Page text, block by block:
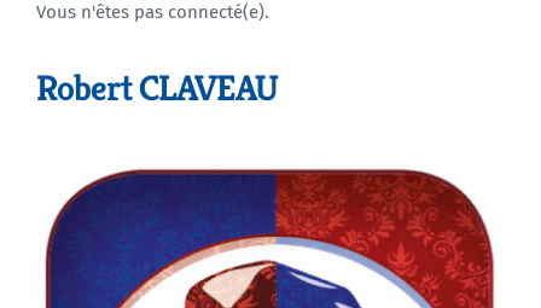
Agenda
Vous n'êtes pas connecté(e).
Robert CLAVEAU